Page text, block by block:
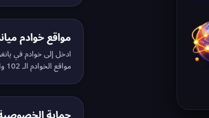
مواقع خوادم
ادخل إلى خوادم في
مواقع الخوادم الـ 102
حماية الخصوصية